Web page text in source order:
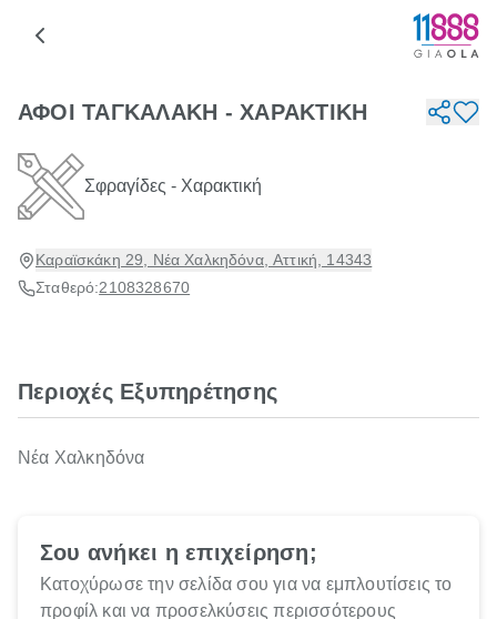
ΑΦΟΙ ΤΑΓΚΑΛΑΚΗ - ΧΑΡΑΚΤΙΚΗ
Σφραγίδες - Χαρακτική
Καραϊσκάκη 29, Νέα Χαλκηδόνα, Αττική, 14343
Σταθερό:2108328670
Περιοχές Εξυπηρέτησης
Νέα Χαλκηδόνα
Σου ανήκει η επιχείρηση;
Κατοχύρωσε την σελίδα σου για να εμπλουτίσεις το
προφίλ και να προσελκύσεις περισσότερους